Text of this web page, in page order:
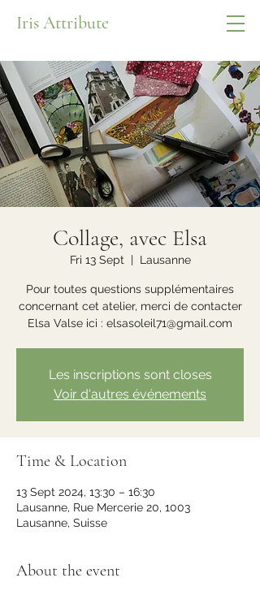
Iris Attribute
Collage, avec Elsa
Fri 13 Sept
  |
Lausanne
Pour toutes questions supplémentaires
concernant cet atelier, merci de contacter
Elsa Valse ici : elsasoleil71@gmail.com
Les inscriptions sont closes
Voir d'autres événements
Time & Location
13 Sept 2024, 13:30 – 16:30
Lausanne, Rue Mercerie 20, 1003
Lausanne, Suisse
About the event